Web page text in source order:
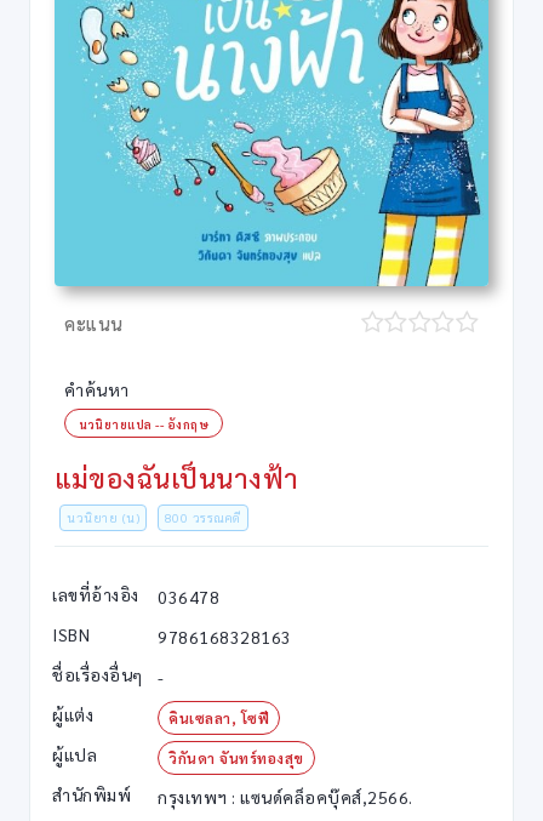
คะแนน
คำค้นหา
นวนิยายแปล -- อังกฤษ
แม่ของฉันเป็นนางฟ้า
นวนิยาย (น) 800 วรรณคดี
เลขที่อ้างอิง
036478
ISBN
9786168328163
ชื่อเรื่องอื่นๆ
-
ผู้แต่ง
คินเซลลา, โซฟี
ผู้แปล วิกันดา จันทร์ทองสุข
สำนักพิมพ์
กรุงเทพฯ : แซนด์คล็อคบุ๊คส์,2566.